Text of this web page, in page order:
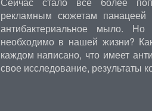
рекламным сюжетам
антибактериальное мыло.
необходимо в нашей жизни?
каждом написано, что имеет
свое исследование, результаты